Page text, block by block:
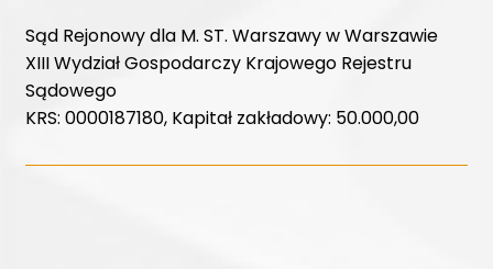
Sąd Rejonowy dla M. ST. Warszawy w Warszawie
XIII Wydział Gospodarczy Krajowego Rejestru
Sądowego
KRS: 0000187180, Kapitał zakładowy: 50.000,00